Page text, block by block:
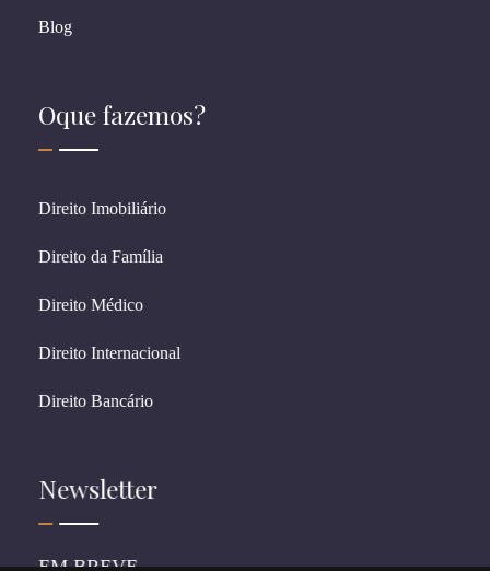
Blog
Oque fazemos?
Direito Imobiliário
Direito da Família
Direito Médico
Direito Internacional
Direito Bancário
Newsletter